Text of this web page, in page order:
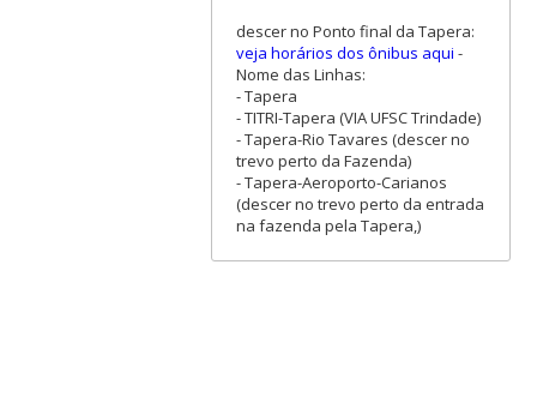
descer no Ponto final da Tapera:
veja horários dos ônibus aqui -
Nome das Linhas:
- Tapera
- TITRI-Tapera (VIA UFSC Trindade)
- Tapera-Rio Tavares (descer no
trevo perto da Fazenda)
- Tapera-Aeroporto-Carianos
(descer no trevo perto da entrada
na fazenda pela Tapera,)